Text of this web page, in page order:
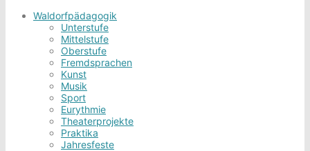
Waldorfpädagogik
Unterstufe
Mittelstufe
Oberstufe
Fremdsprachen
Kunst
Musik
Sport
Eurythmie
Theaterprojekte
Praktika
Jahresfeste